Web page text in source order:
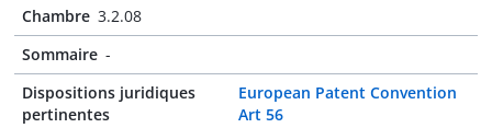
Chambre 3.2.08
Sommaire -
Dispositions juridiques
pertinentes
European Patent Convention
Art 56